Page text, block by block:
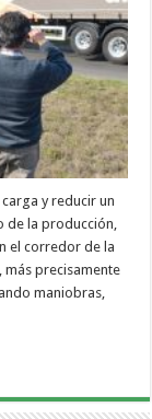
y reducir un
de la producción,
el corredor de la
más precisamente
maniobras,